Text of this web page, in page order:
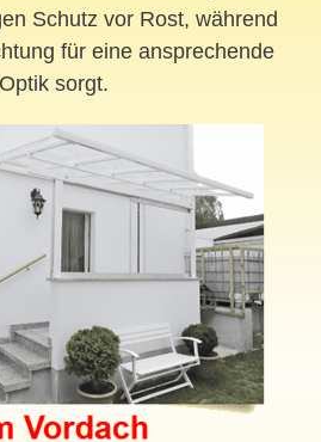
Schutz vor Rost, während
für eine ansprechende
Optik sorgt.